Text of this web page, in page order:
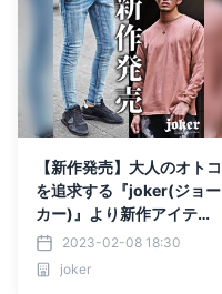
【新作発売】大人のオトコ
を追求する『joker(ジョー
カー)』より新作アイテム
4点が2月8日に発売開始。
2023-02-08 18:30
joker